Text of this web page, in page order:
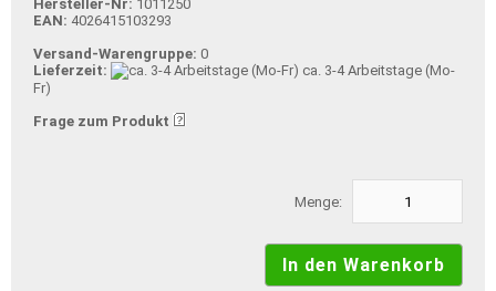
Hersteller-Nr: 1011250
EAN: 4026415103293
Versand-Warengruppe: 0
Lieferzeit:
ca. 3-4 Arbeitstage (Mo-
Fr)
Frage zum Produkt
Menge: